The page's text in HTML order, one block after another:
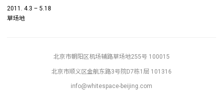
2011. 4.3 – 5.18
草场地
北京市朝阳区机场辅路草场地255号 100015
北京市顺义区金航东路3号院D7栋1层 101316
info@whitespace-beijing.com